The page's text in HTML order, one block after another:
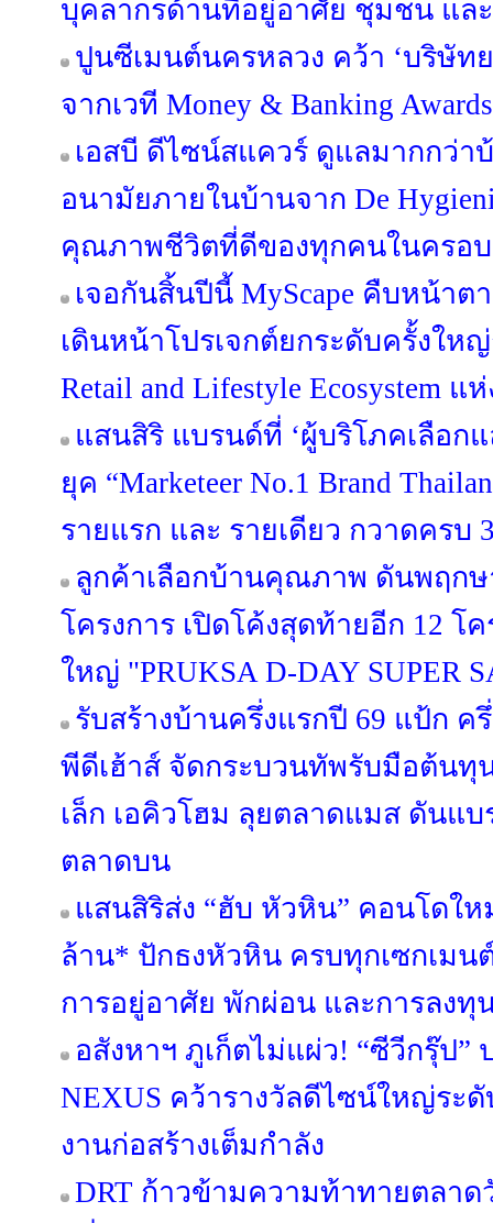
บุคลากรด้านที่อยู่อาศัย ชุมชน และ
ปูนซีเมนต์นครหลวง คว้า ‘บริษัท
จากเวที Money & Banking
เอสบี ดีไซน์สแควร์ ดูแลมากกว่า
อนามัยภายในบ้านจาก De
คุณภาพชีวิตที่ดีของทุกคนในครอ
เจอกันสิ้นปีนี้ MyScape คืบหน้า
เดินหน้าโปรเจกต์ยกระดับครั้งให
Retail and Lifestyle Ecosystem
แสนสิริ แบรนด์ที่ ‘ผู้บริโภคเลือกแ
ยุค “Marketeer No.1 Brand
รายแรก และ รายเดียว กวาดครบ
ลูกค้าเลือกบ้านคุณภาพ ดันพฤกษ
โครงการ เปิดโค้งสุดท้ายอีก 12 โ
ใหญ่ "PRUKSA D-DAY SUPER
รับสร้างบ้านครึ่งแรกปี 69 แป้ก
พีดีเฮ้าส์ จัดกระบวนทัพรับมือต้นทุ
เล็ก เอคิวโฮม ลุยตลาดแมส ดันแ
ตลาดบน
แสนสิริส่ง “ฮับ หัวหิน” คอนโดให
ล้าน* ปักธงหัวหิน ครบทุกเซกเมน
การอยู่อาศัย พักผ่อน และการลงทุ
อสังหาฯ ภูเก็ตไม่แผ่ว! “ซีวีกรุ๊ป”
NEXUS คว้ารางวัลดีไซน์ใหญ่ระ
งานก่อสร้างเต็มกำลัง
DRT ก้าวข้ามความท้าทายตลาด